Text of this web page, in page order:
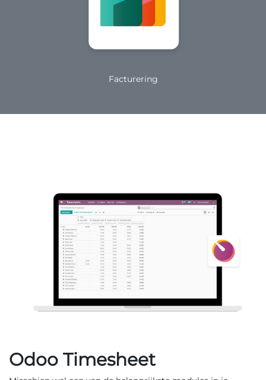
Facturering
Odoo Timesheet